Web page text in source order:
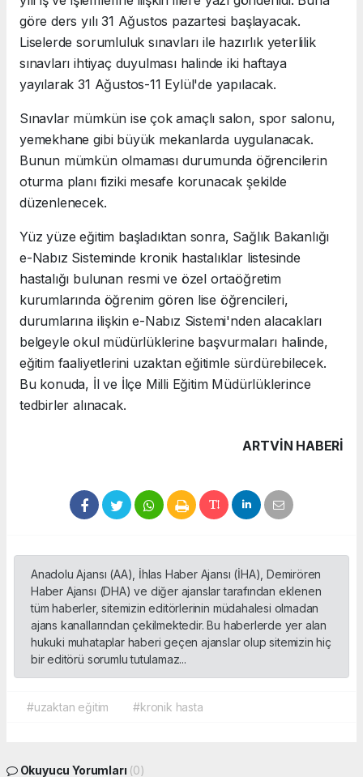
göre ders yılı 31 Ağustos pazartesi başlayacak.
Liselerde sorumluluk sınavları ile hazırlık yeterlilik
sınavları ihtiyaç duyulması halinde iki haftaya
yayılarak 31 Ağustos-11 Eylül'de yapılacak.
Sınavlar mümkün ise çok amaçlı salon, spor salonu,
yemekhane gibi büyük mekanlarda uygulanacak.
Bunun mümkün olmaması durumunda öğrencilerin
oturma planı fiziki mesafe korunacak şekilde
düzenlenecek.
Yüz yüze eğitim başladıktan sonra, Sağlık Bakanlığı
e-Nabız Sisteminde kronik hastalıklar listesinde
hastalığı bulunan resmi ve özel ortaöğretim
kurumlarında öğrenim gören lise öğrencileri,
durumlarına ilişkin e-Nabız Sistemi'nden alacakları
belgeyle okul müdürlüklerine başvurmaları halinde,
eğitim faaliyetlerini uzaktan eğitimle sürdürebilecek.
Bu konuda, İl ve İlçe Milli Eğitim Müdürlüklerince
tedbirler alınacak.
ARTVIN HABERİ
Anadolu Ajansı (AA), İhlas Haber Ajansı (İHA), Demirören
Haber Ajansı (DHA) ve diğer ajanslar tarafından eklenen
tüm haberler, sitemizin editörlerinin müdahalesi olmadan
ajans kanallarından çekilmektedir. Bu haberlerde yer alan
hukuki muhataplar haberi geçen ajanslar olup sitemizin hiç
bir editörü sorumlu tutulamaz...
#uzaktan eğitim #kronik hasta
Okuyucu Yorumları (0)